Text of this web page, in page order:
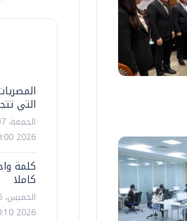
التي
2026 10:00 ص
كلمة
كاملا
2026 10:10 ص